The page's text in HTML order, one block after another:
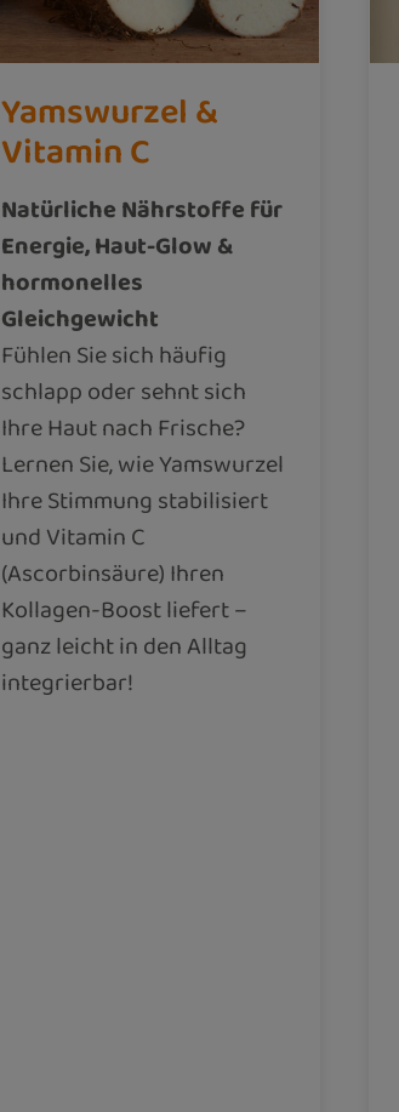
Yamswurzel &
Vitamin C
Natürliche Nährstoffe für
Energie, Haut-Glow &
hormonelles
Gleichgewicht
Fühlen Sie sich häufig
schlapp oder sehnt sich
Ihre Haut nach Frische?
Lernen Sie, wie Yamswurzel
Ihre Stimmung stabilisiert
und Vitamin C
(Ascorbinsäure) Ihren
Kollagen-Boost liefert –
ganz leicht in den Alltag
integrierbar!